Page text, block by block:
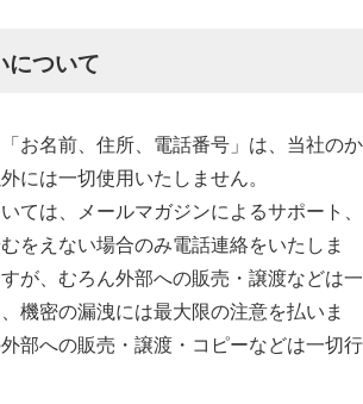
について
お名前、住所、電話番号」は、当社のか
には一切使用いたしません。
ては、メールマガジンによるサポート、
をえない場合のみ電話連絡をいたしま
が、むろん外部への販売・譲渡などは一
機密の漏洩には最大限の注意を払いま
部への販売・譲渡・コピーなどは一切行